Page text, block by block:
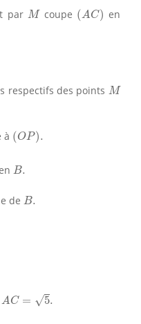
par M
Mcoupe (AC)
(AC) en
respectifs des points M
M
à (OP).
(OP).
B.
B.
de B.
B.
AC = √5.
A C=